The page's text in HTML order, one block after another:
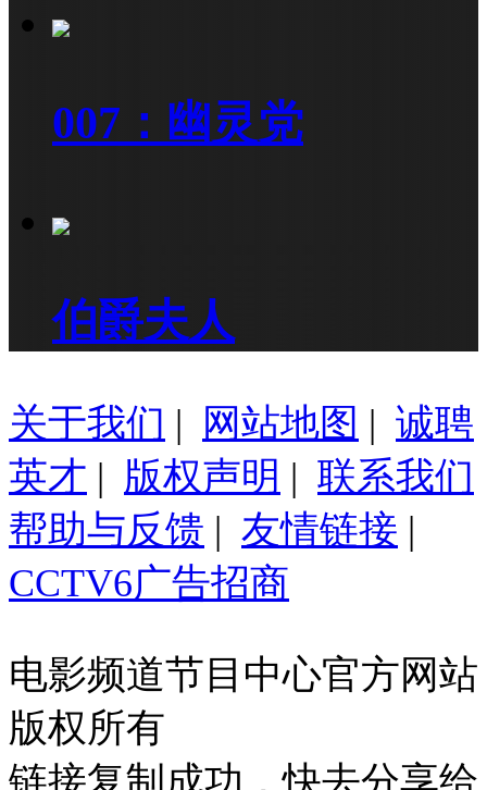
007：幽灵党
伯爵夫人
关于我们 | 网站地图 | 诚聘
英才 | 版权声明 | 联系我们
帮助与反馈 | 友情链接 |
CCTV6广告招商
电影频道节目中心官方网站
版权所有